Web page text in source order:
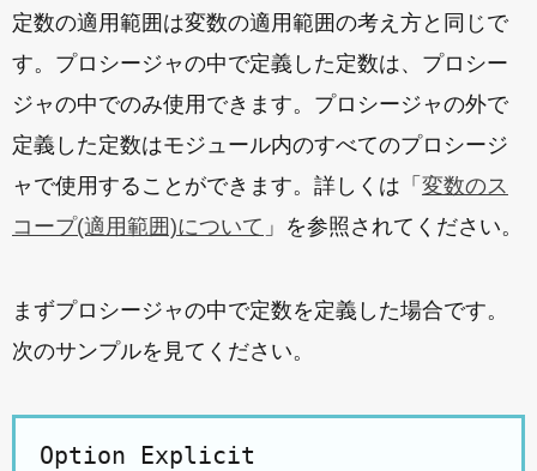
定数の適用範囲は変数の適用範囲の考え方と同じで
す。プロシージャの中で定義した定数は、プロシー
ジャの中でのみ使用できます。プロシージャの外で
定義した定数はモジュール内のすべてのプロシージ
ャで使用することができます。詳しくは「 変数のス
コープ(適用範囲)について 」を参照されてください。
まずプロシージャの中で定数を定義した場合です。
次のサンプルを見てください。
Option Explicit